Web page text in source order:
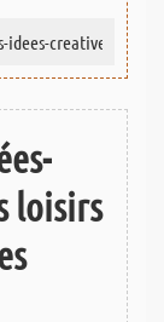
loisirs